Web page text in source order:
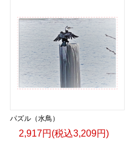
挿画&グッズカタログ <デザイン
＜著者:絵本/挿画作成＞ 凛々風
日本語版: https://amzn.asia/d/
▶︎小説 [刺すように燃えるよう
-Comics Style Version.
＜著者/絵本:挿画作成＞ 凛々風
日本語版: https://amzn.asia/d/
パズル（水鳥）
2,917円(税込3,209円)